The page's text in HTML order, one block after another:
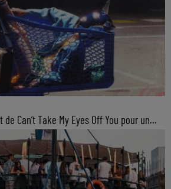
Can’t Take My Eyes Off You pour un...